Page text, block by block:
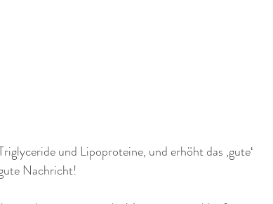
und Lipoproteine, und erhöht das ‚gute‘
Nachricht!